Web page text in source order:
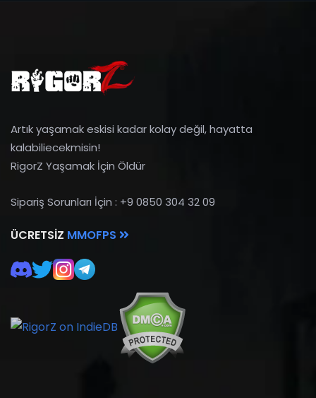
Artık yaşamak eskisi kadar kolay değil, hayatta
kalabiliecekmisin!
RigorZ Yaşamak İçin Öldür
Sipariş Sorunları İçin : +9 0850 304 32 09
ÜCRETSIZ MMOFPS